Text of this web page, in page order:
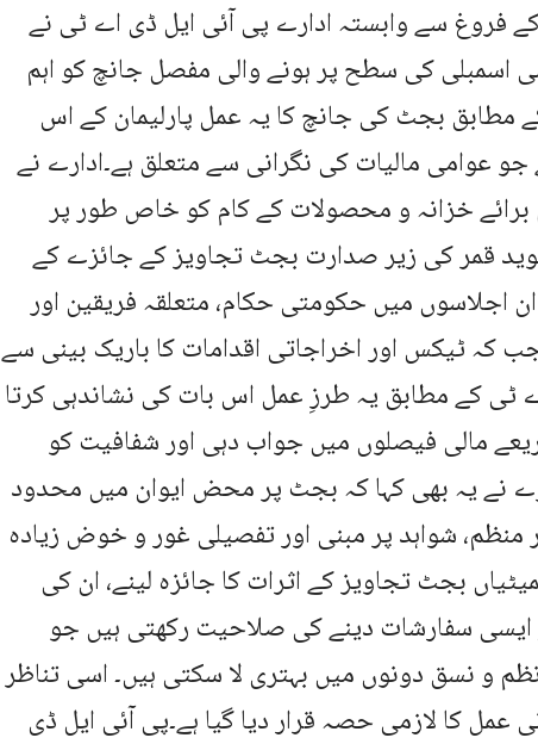
فروغ سے وابستہ ادارے پی آئی ایل ڈی اے ٹی نے
2026-27 پر قومی اسمبلی کی سطح پر ہونے والی مفصل جانچ کو اہم
مطابق بجٹ کی جانچ کا یہ عمل پارلیمان کے اس
جو عوامی مالیات کی نگرانی سے متعلق ہے۔ادارے نے
خزانہ و محصولات کے کام کو خاص طور پر
قمر کی زیر صدارت بجٹ تجاویز کے جائزے کے
اجلاسوں میں حکومتی حکام، متعلقہ فریقین اور
کہ ٹیکس اور اخراجاتی اقدامات کا باریک بینی سے
ٹی کے مطابق یہ طرزِ عمل اس بات کی نشاندہی کرتا
مالی فیصلوں میں جواب دہی اور شفافیت کو
نے یہ بھی کہا کہ بجٹ پر محض ایوان میں محدود
شواہد پر مبنی اور تفصیلی غور و خوض زیادہ
بجٹ تجاویز کے اثرات کا جائزہ لینے، ان کی
سفارشات دینے کی صلاحیت رکھتی ہیں جو
و نسق دونوں میں بہتری لا سکتی ہیں۔ اسی تناظر
عمل کا لازمی حصہ قرار دیا گیا ہے۔پی آئی ایل ڈی